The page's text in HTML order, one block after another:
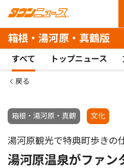
箱根・湯河原・真鶴版
すべて トップニュース
戻る
箱根・湯河原・真鶴 文化
湯河原観光で特典町歩きの
湯河原温泉がファン